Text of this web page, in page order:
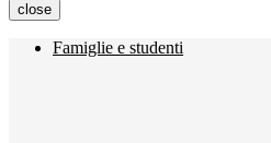
close
Famiglie e studenti